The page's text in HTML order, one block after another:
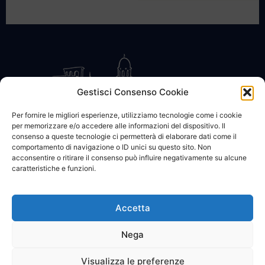
Gestisci Consenso Cookie
Per fornire le migliori esperienze, utilizziamo tecnologie come i cookie
per memorizzare e/o accedere alle informazioni del dispositivo. Il
consenso a queste tecnologie ci permetterà di elaborare dati come il
comportamento di navigazione o ID unici su questo sito. Non
acconsentire o ritirare il consenso può influire negativamente su alcune
caratteristiche e funzioni.
Accetta
Nega
Visualizza le preferenze
CONTATTACI COOKIE POLICY PRIVACY
© 2002 - 2026 SanBartolomeo.info :::: powered by Go Web snc |